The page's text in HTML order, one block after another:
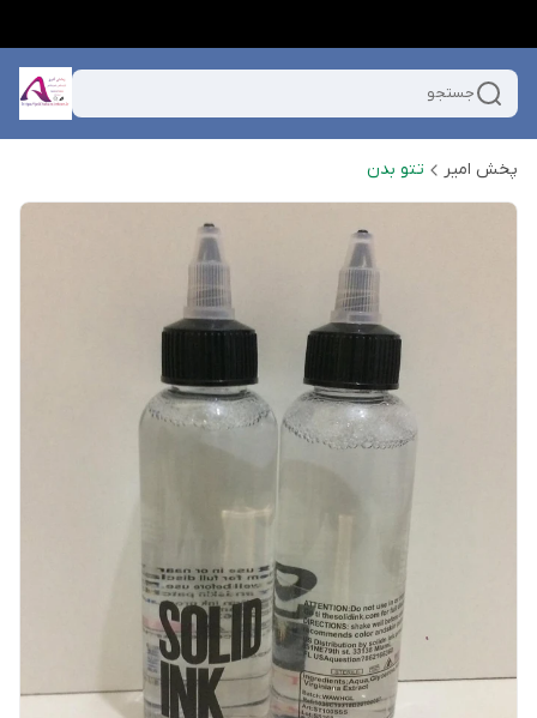
جستجو
پخش امیر تتو بدن